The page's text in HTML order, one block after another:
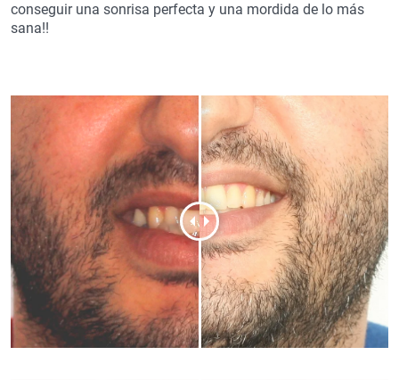
conseguir una sonrisa perfecta y una mordida de lo más
sana!!